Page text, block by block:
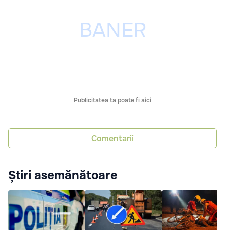
Publicitatea ta poate fi aici
Comentarii
Știri asemănătoare